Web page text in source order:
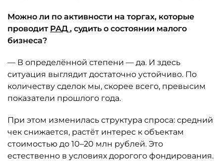
Можно ли по активности на торгах, которые
проводит РАД , судить о состоянии малого
бизнеса?
— В определённой степени — да. И здесь
ситуация выглядит достаточно устойчиво. По
количеству сделок мы, скорее всего, превысим
показатели прошлого года.
При этом изменилась структура спроса: средний
чек снижается, растёт интерес к объектам
стоимостью до 10–20 млн рублей. Это
естественно в условиях дорогого фондирования.